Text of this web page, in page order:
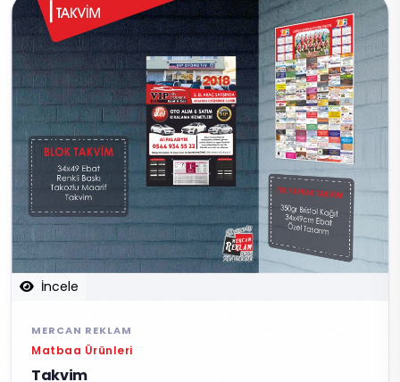
İncele
MERCAN REKLAM
Matbaa Ürünleri
Takvim